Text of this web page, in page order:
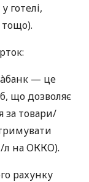
готелі,
тощо).
àбанк — це
що дозволяє
за товари/
л на ОККО).
рахунку